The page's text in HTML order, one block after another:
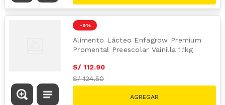
-9 %
Alimento Lácteo Enfagrow Premium
Promental Preescolar Vainilla 1.1kg
S/ 112.90
S/124.50